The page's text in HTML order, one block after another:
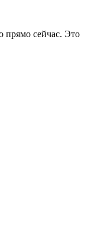
прямо сейчас. Это